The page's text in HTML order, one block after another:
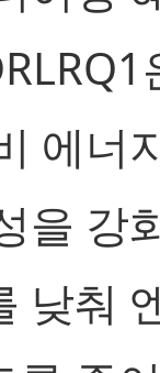
에너
을 강
낮춰